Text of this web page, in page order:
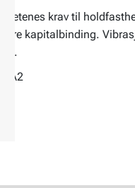
krav til
kapitalbinding.
A2